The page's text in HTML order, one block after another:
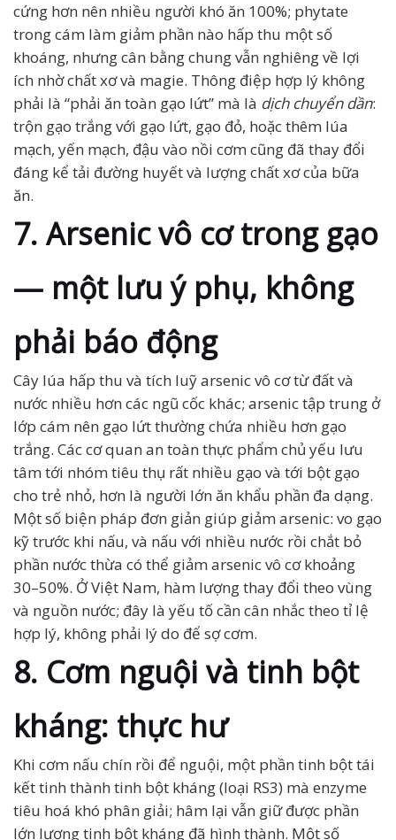
cứng hơn nên nhiều người khó ăn 100%; phytate
trong cám làm giảm phần nào hấp thu một số
khoáng, nhưng cân bằng chung vẫn nghiêng về lợi
ích nhờ chất xơ và magie. Thông điệp hợp lý không
phải là “phải ăn toàn gạo lứt” mà là dịch chuyển dần:
trộn gạo trắng với gạo lứt, gạo đỏ, hoặc thêm lúa
mạch, yến mạch, đậu vào nồi cơm cũng đã thay đổi
đáng kể tải đường huyết và lượng chất xơ của bữa
ăn.
7. Arsenic vô cơ trong gạo
— một lưu ý phụ, không
phải báo động
Cây lúa hấp thu và tích luỹ arsenic vô cơ từ đất và
nước nhiều hơn các ngũ cốc khác; arsenic tập trung ở
lớp cám nên gạo lứt thường chứa nhiều hơn gạo
trắng. Các cơ quan an toàn thực phẩm chủ yếu lưu
tâm tới nhóm tiêu thụ rất nhiều gạo và tới bột gạo
cho trẻ nhỏ, hơn là người lớn ăn khẩu phần đa dạng.
Một số biện pháp đơn giản giúp giảm arsenic: vo gạo
kỹ trước khi nấu, và nấu với nhiều nước rồi chắt bỏ
phần nước thừa có thể giảm arsenic vô cơ khoảng
30–50%. Ở Việt Nam, hàm lượng thay đổi theo vùng
và nguồn nước; đây là yếu tố cần cân nhắc theo tỉ lệ
hợp lý, không phải lý do để sợ cơm.
8. Cơm nguội và tinh bột
kháng: thực hư
Khi cơm nấu chín rồi để nguội, một phần tinh bột tái
kết tinh thành tinh bột kháng (loại RS3) mà enzyme
tiêu hoá khó phân giải; hâm lại vẫn giữ được phần
lớn lượng tinh bột kháng đã hình thành. Một số